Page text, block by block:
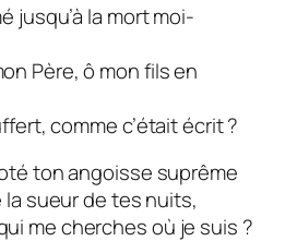
jusqu’à la mort moi-
Père, ô mon fils en
comme c’était écrit ?
ton angoisse suprême
la sueur de tes nuits,
me cherches où je suis ?